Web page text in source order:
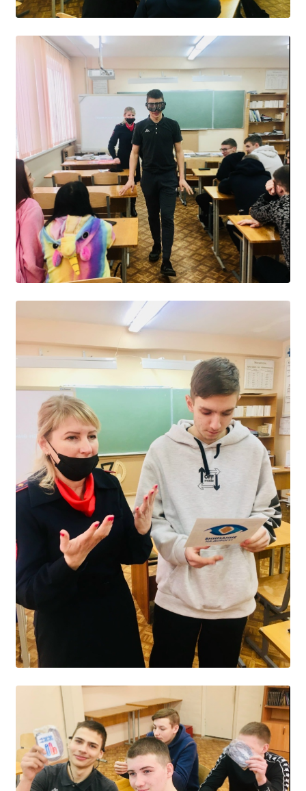
Стипендии и меры поддержки обучающихся
Финансово-хозяйственная деятельность
Вакантные места для приёма (перевода)
Международное сотрудничество
Организация питания в образовательной
УЧЕБНАЯ РАБОТА
Расписание занятий
Заочное отделение
Локальные акты
ВОСПИТАТЕЛЬНАЯ РАБОТА
Безопасность на железной дороге
ГТО
Дополнительное образование
Информационная безопасность
Информация для детей-сирот
Памятные даты военной истории
Пожарная безопасность
Программа воспитания
Противодействие терроризму
Профилактическая работа
Работа педагога-психолога
Студенческий совет
Студенческий спортивный клуб
МЕТОДИЧЕСКАЯ РАБОТА
В помощь педагогам и мастерам ПО
ПРОЧЕЕ
История нашего техникума
Фотографии техникума
ПОЛЕЗНЫЕ ССЫЛКИ
Министерство науки и высшего образования
РФ
Главное управление по контролю за оборотом
наркотиков